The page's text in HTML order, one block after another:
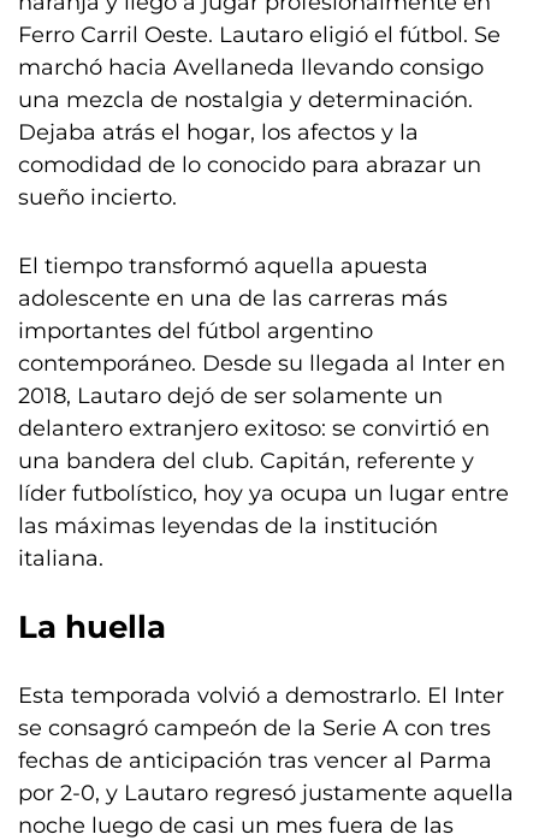
Ferro Carril Oeste. Lautaro eligió el fútbol. Se
marchó hacia Avellaneda llevando consigo
una mezcla de nostalgia y determinación.
Dejaba atrás el hogar, los afectos y la
comodidad de lo conocido para abrazar un
sueño incierto.
El tiempo transformó aquella apuesta
adolescente en una de las carreras más
importantes del fútbol argentino
contemporáneo. Desde su llegada al Inter en
2018, Lautaro dejó de ser solamente un
delantero extranjero exitoso: se convirtió en
una bandera del club. Capitán, referente y
líder futbolístico, hoy ya ocupa un lugar entre
las máximas leyendas de la institución
italiana.
La huella
Esta temporada volvió a demostrarlo. El Inter
se consagró campeón de la Serie A con tres
fechas de anticipación tras vencer al Parma
por 2-0, y Lautaro regresó justamente aquella
noche luego de casi un mes fuera de las